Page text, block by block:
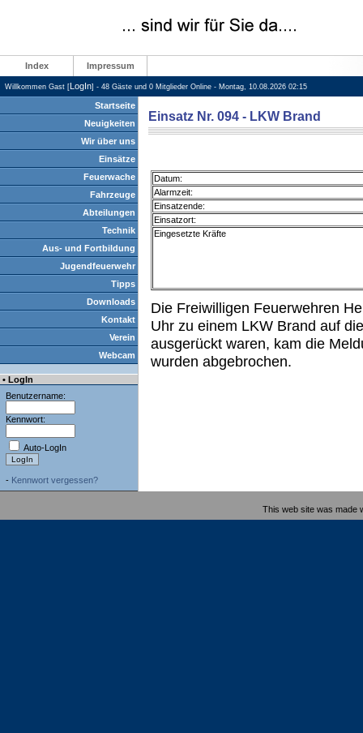
Index Impressum
Willkommen Gast [LogIn] - 48 Gäste und 0 Mitglieder Online - Montag, 10.08.2026 02:15
Startseite
Neuigkeiten
Wir über uns
Einsätze
Feuerwache
Fahrzeuge
Abteilungen
Technik
Aus- und Fortbildung
Jugendfeuerwehr
Tipps
Downloads
Kontakt
Verein
Webcam
• LogIn
Benutzername:
Kennwort:
Auto-LogIn
- Kennwort vergessen?
Einsatz Nr. 094 - LKW Brand
Datum:
Alarmzeit:
Einsatzende:
Einsatzort:
Eingesetzte Kräfte
Die Freiwilligen Feuerwehren
Uhr zu einem LKW Brand auf
ausgerückt waren, kam die
wurden abgebrochen.
This web site was made